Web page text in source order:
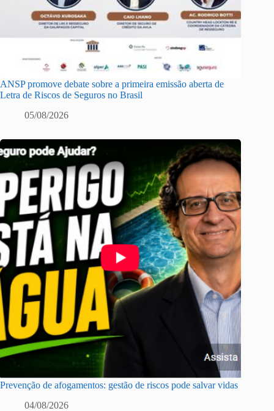
ANSP promove debate sobre a primeira emissão aberta de
Letra de Riscos de Seguros no Brasil
05/08/2026
Prevenção de afogamentos: gestão de riscos pode salvar vidas
04/08/2026